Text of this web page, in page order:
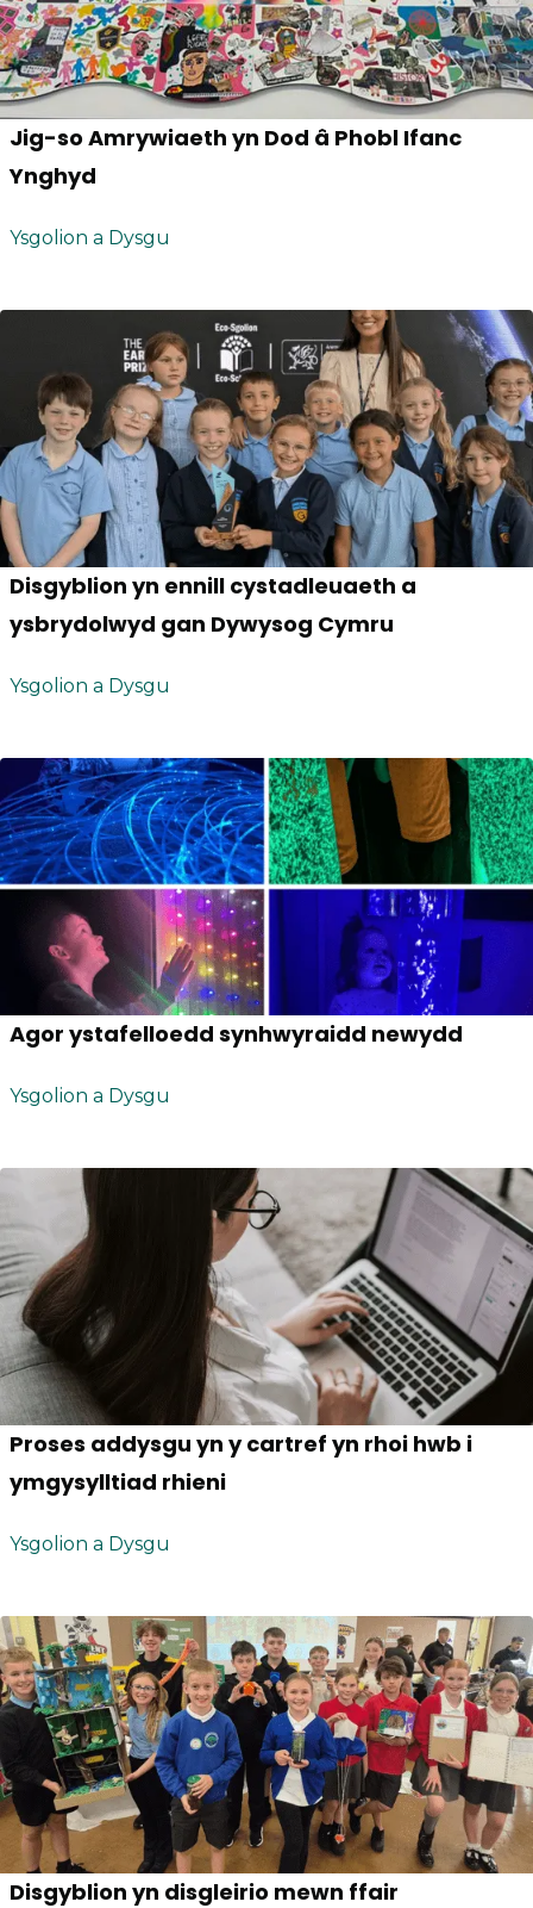
Jig-so Amrywiaeth yn Dod â Phobl Ifanc
Ynghyd
Ysgolion a Dysgu
Disgyblion yn ennill cystadleuaeth a
ysbrydolwyd gan Dywysog Cymru
Ysgolion a Dysgu
Agor ystafelloedd synhwyraidd newydd
Ysgolion a Dysgu
Proses addysgu yn y cartref yn rhoi hwb i
ymgysylltiad rhieni
Ysgolion a Dysgu
Disgyblion yn disgleirio mewn ffair